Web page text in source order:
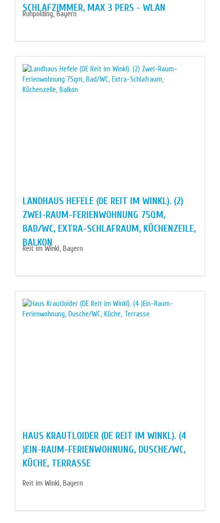
SCHLAFZIMMER, MAX 3 PERS - WLAN
Ruhpolding, Bayern
LANDHAUS HEFELE (DE REIT IM WINKL). (2)
ZWEI-RAUM-FERIENWOHNUNG 75QM,
BAD/WC, EXTRA-SCHLAFRAUM, KÜCHENZEILE,
BALKON
Reit im Winkl, Bayern
HAUS KRAUTLOIDER (DE REIT IM WINKL). (4
)EIN-RAUM-FERIENWOHNUNG, DUSCHE/WC,
KÜCHE, TERRASSE
Reit im Winkl, Bayern